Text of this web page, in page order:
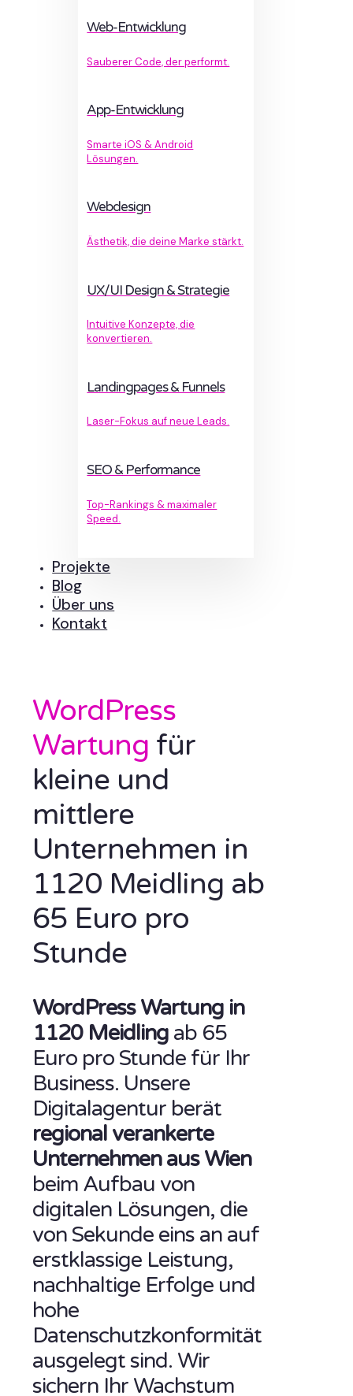
Web-Entwicklung
Sauberer Code, der performt.
App-Entwicklung
Smarte iOS & Android
Lösungen.
Webdesign
Ästhetik, die deine Marke stärkt.
UX/UI Design & Strategie
Intuitive Konzepte, die
konvertieren.
Landingpages & Funnels
Laser-Fokus auf neue Leads.
SEO & Performance
Top-Rankings & maximaler
Speed.
Projekte
Blog
Über uns
Kontakt
WordPress
Wartung für
kleine und
mittlere
Unternehmen in
1120 Meidling ab
65 Euro pro
Stunde
WordPress Wartung in
1120 Meidling ab 65
Euro pro Stunde für Ihr
Business. Unsere
Digitalagentur berät
regional verankerte
Unternehmen aus Wien
beim Aufbau von
digitalen Lösungen, die
von Sekunde eins an auf
erstklassige Leistung,
nachhaltige Erfolge und
hohe
Datenschutzkonformität
ausgelegt sind. Wir
sichern Ihr Wachstum